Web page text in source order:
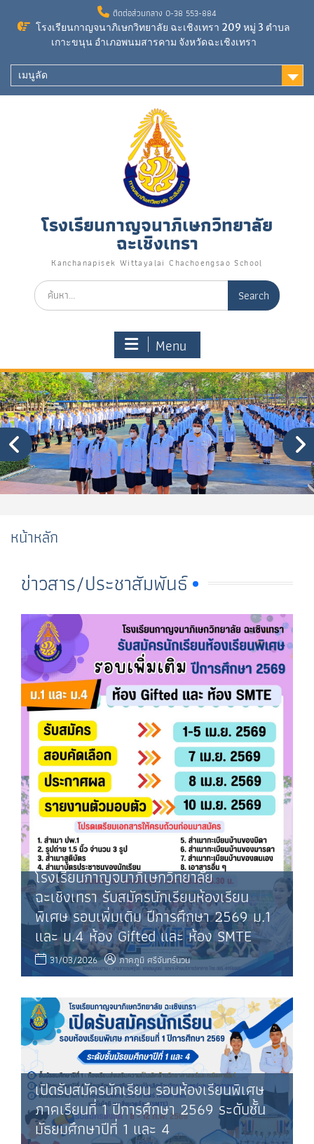
content
ติดต่อส่วนกลาง 0-38 553-884
โรงเรียนกาญจนาภิเษกวิทยาลัย ฉะเชิงเทรา 209 หมู่ 3 ตำบล
เกาะขนุน อำเภอพนมสารคาม จังหวัดฉะเชิงเทรา
เมนูลัด
โรงเรียนกาญจนาภิเษกวิทยาลัย
ฉะเชิงเทรา
Kanchanapisek Wittayalai Chachoengsao School
Search
for:
Menu
หน้าหลัก
ข่าวสาร/ประชาสัมพันธ์
โรงเรียนกาญจนาภิเษกวิทยาลัย
ฉะเชิงเทรา รับสมัครนักเรียนห้องเรียน
พิเศษ รอบเพิ่มเติม ปีการศึกษา 2569 ม.1
และ ม.4 ห้อง Gifted และ ห้อง SMTE
31/03/2026 ภาคภูมิ ศรีจันทร์นวน
เปิดรับสมัครนักเรียน รอบห้องเรียนพิเศษ
ภาคเรียนที่ 1 ปีการศึกษา 2569 ระดับชั้น
มัธยมศึกษาปีที่ 1 และ 4